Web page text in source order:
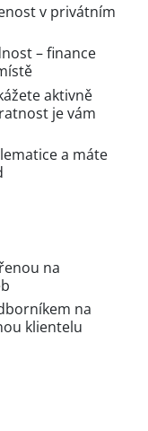
v privátním
– finance
aktivně
je vám
a máte
na
na
klientelu